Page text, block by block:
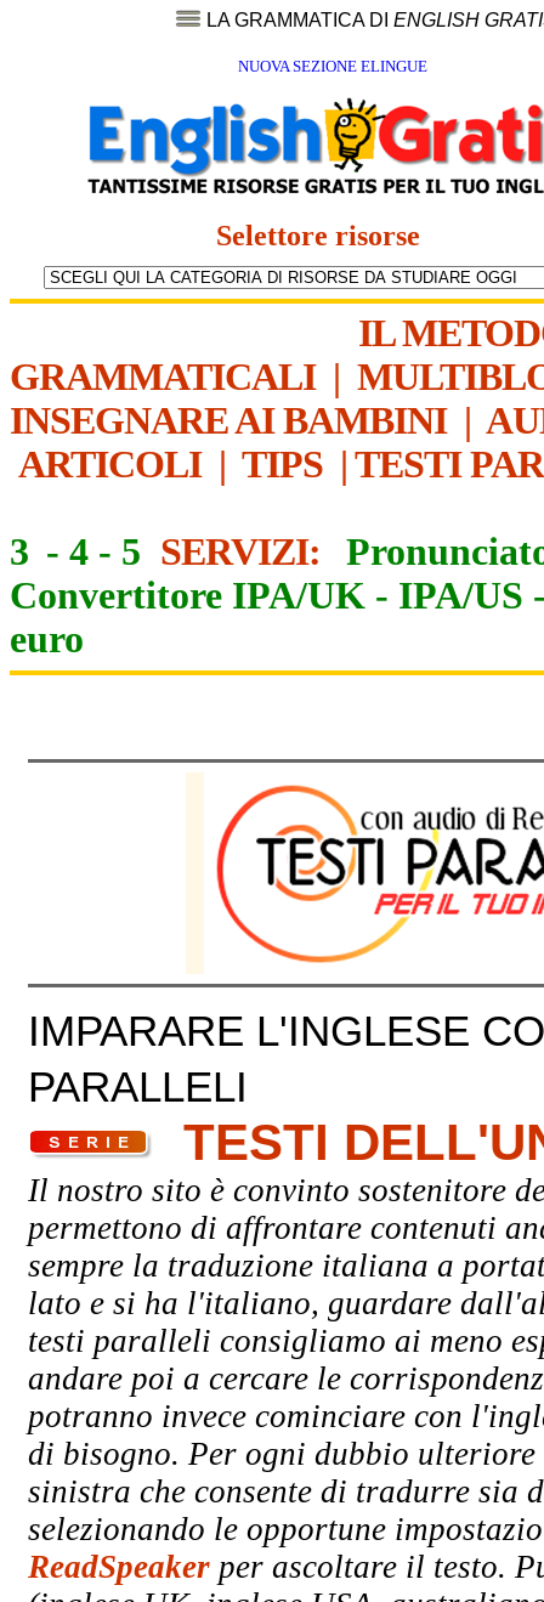
LA GRAMMATICA DI ENGLISH
NUOVA SEZIONE ELINGUE
Selettore risorse
IL
GRAMMATICALI|
INSEGNARE AI BAMBINI|
ARTICOLI| TIPS | TESTI
3 - 4 - 5 SERVIZI:
Convertitore IPA/UK - IPA/US
euro
IMPARARE L'INGLESE
PARALLELI
TESTI
Il nostro sito è convinto sostenitore
permettono di affrontare contenuti
sempre la traduzione italiana a
lato e si ha l'italiano, guardare
testi paralleli consigliamo ai meno
andare poi a cercare le
potranno invece cominciare con
di bisogno. Per ogni dubbio
sinistra che consente di tradurre
selezionando le opportune
ReadSpeaker per ascoltare il testo.